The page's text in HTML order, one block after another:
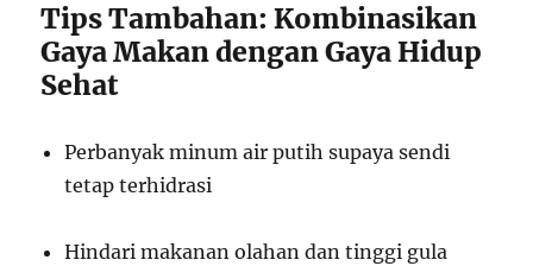
Tips Tambahan: Kombinasikan
Gaya Makan dengan Gaya Hidup
Sehat
Perbanyak minum air putih supaya sendi
tetap terhidrasi
Hindari makanan olahan dan tinggi gula